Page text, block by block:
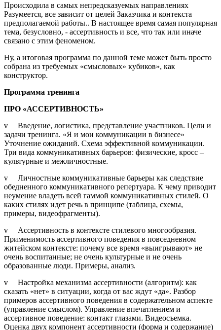
Происходила в самых непредсказуемых направлениях
Разумеется, все зависит от целей Заказчика и контекста
предполагаемой работы.. В настоящее время самая популярная
тема, безусловно, - ассертивность и все, что так или иначе
связано с этим феноменом.
Ну, а итоговая программа по данной теме может быть просто
собрана из требуемых «смысловых» кубиков», как
конструктор.
Программа тренинга
ПРО «АССЕРТИВНОСТЬ»
v Введение, логистика, представление участников. Цели и
задачи тренинга. «Я и мои коммуникации в бизнесе»
Уточнение ожиданий. Схема эффективной коммуникации.
Три вида коммуникативных барьеров: физические, кросс –
культурные и межличностные.
v Личностные коммуникативные барьеры как следствие
обедненного коммуникативного репертуара. К чему приводит
неумение владеть всей гаммой коммуникативных стилей. О
каких стилях идет речь в принципе (таблица, схемы,
примеры, видеофрагменты).
v Ассертивность в контексте стилевого многообразия.
Применимость ассертивного поведения в повседневном
житейском контексте: почему все время «выигрывают» не
очень воспитанные; не очень культурные и не очень
образованные люди. Примеры, анализ.
v Настройка механизма ассертивности (алгоритм): как
сказать «нет» в ситуации, когда от вас ждут «да». Разбор
примеров ассертивного поведения в содержательном аспекте
(управление смыслом). Управление впечатлением и
ассертивное поведение: контакт глазами. Видеосъемка.
Оценка двух компонент ассертивности (форма и содержание)